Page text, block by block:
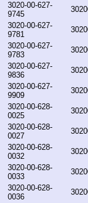
3020-00-627-
9745
3020-00-627-
9781
3020-00-627-
9783
3020-00-627-
9836
3020-00-627-
9909
3020-00-628-
0025
3020-00-628-
0027
3020-00-628-
0032
3020-00-628-
0033
3020-00-628-
0036